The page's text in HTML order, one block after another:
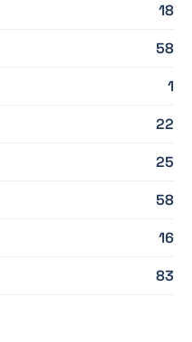
18
58
1
22
25
58
16
83